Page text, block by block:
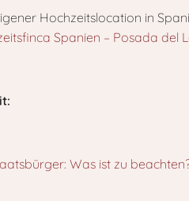
Hochzeitslocation in
Spanien – Posada del
Was ist zu